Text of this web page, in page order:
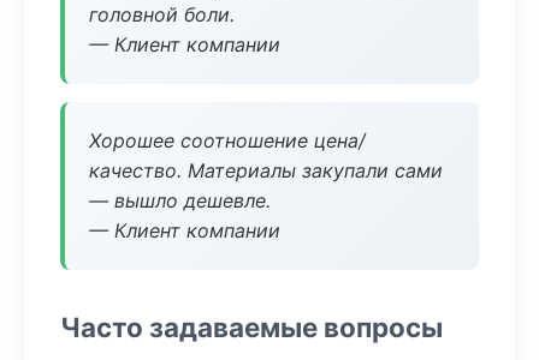
головной боли.
— Клиент компании
Хорошее соотношение цена/
качество. Материалы закупали сами
— вышло дешевле.
— Клиент компании
Часто задаваемые вопросы